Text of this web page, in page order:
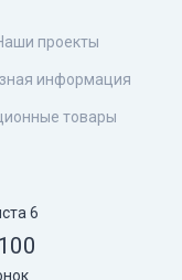
проекты
информация
товары
6